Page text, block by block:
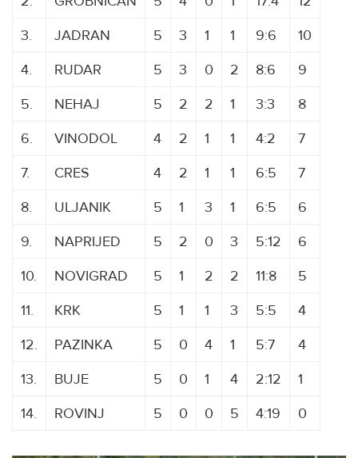
3.
JADRAN 5 3 1 1 9:6
10
4.
RUDAR 5 3 0 2 8:6
9
5.
NEHAJ 5 2 2 1 3:3
8
6.
VINODOL 4 2 1 1 4:2
7
7.
CRES 4 2 1 1 6:5
7
8.
ULJANIK 5 1 3 1 6:5
6
9.
NAPRIJED 5 2 0 3 5:12
6
10.
NOVIGRAD 5 1 2 2 11:8
5
11.
KRK 5 1 1 3 5:5
4
12.
PAZINKA 5 0 4 1 5:7
4
13.
BUJE 5 0 1 4 2:12
1
14.
ROVINJ 5 0 0 5 4:19 0